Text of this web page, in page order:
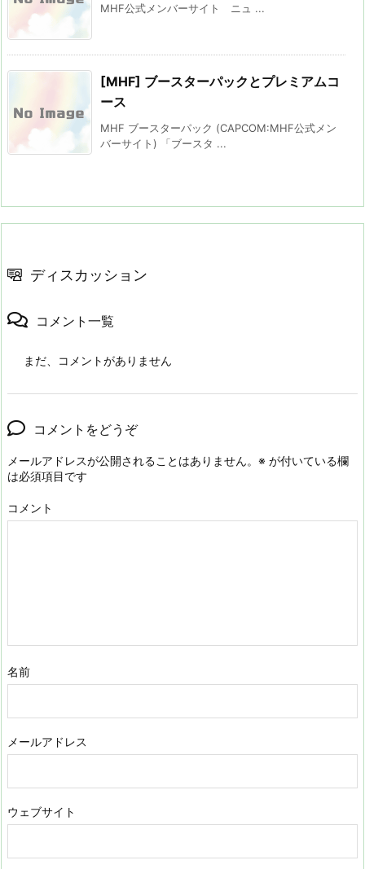
MHF公式メンバーサイト ニュ ...
[MHF] ブースターパックとプレミアムコ
ース
MHF ブースターパック (CAPCOM:MHF公式メン
バーサイト) 「ブースタ ...
ディスカッション
コメント一覧
まだ、コメントがありません
コメントをどうぞ
メールアドレスが公開されることはありません。 ※ が付いている欄
は必須項目です
コメント
名前
メールアドレス
ウェブサイト